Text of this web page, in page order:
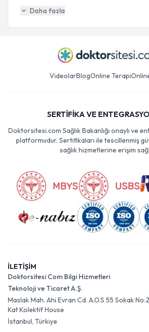
Daha fazla
VideolarBlogOnline Terapi
SERTİFİKA VE
Doktorsitesi.com Sağlık Bakanlığı onaylı ve
platformudur. Sertifikaları ile tescillenmiş
sağlık hizmetlerine erişim
İLETİŞİM
Doktorsitesi Com Bilgi Hizmetleri
Teknoloji ve Ticaret A.Ş.
Maslak Mah. Ahi Evran Cd. A.O.S 55 Sokak
Kat Kolektif House
İstanbul, Türkiye